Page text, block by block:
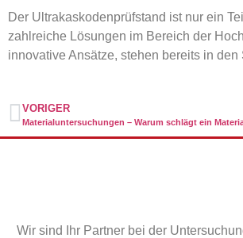
Der Ultrakaskodenprüfstand ist nur ein
zahlreiche Lösungen im Bereich der
innovative Ansätze, stehen bereits in
VORIGER
Materialuntersuchungen – Warum schlägt ein
Wir sind Ihr Partner bei der